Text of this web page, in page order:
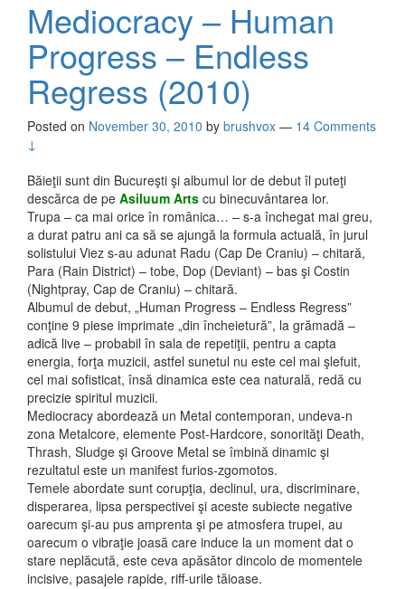
Mediocracy – Human
Progress – Endless
Regress (2010)
Posted on November 30, 2010 by brushvox — 14 Comments
↓
Băieţii sunt din Bucureşti şi albumul lor de debut îl puteţi
descărca de pe Asiluum Arts cu binecuvântarea lor.
Trupa – ca mai orice în românica… – s-a închegat mai greu,
a durat patru ani ca să se ajungă la formula actuală, în jurul
solistului Viez s-au adunat Radu (Cap De Craniu) – chitară,
Para (Rain District) – tobe, Dop (Deviant) – bas şi Costin
(Nightpray, Cap de Craniu) – chitară.
Albumul de debut, „Human Progress – Endless Regress”
conţine 9 piese imprimate „din încheietură”, la grămadă –
adică live – probabil în sala de repetiţii, pentru a capta
energia, forţa muzicii, astfel sunetul nu este cel mai şlefuit,
cel mai sofisticat, însă dinamica este cea naturală, redă cu
precizie spiritul muzicii.
Mediocracy abordează un Metal contemporan, undeva-n
zona Metalcore, elemente Post-Hardcore, sonorităţi Death,
Thrash, Sludge şi Groove Metal se îmbină dinamic şi
rezultatul este un manifest furios-zgomotos.
Temele abordate sunt corupţia, declinul, ura, discriminare,
disperarea, lipsa perspectivei şi aceste subiecte negative
oarecum şi-au pus amprenta şi pe atmosfera trupei, au
oarecum o vibraţie joasă care induce la un moment dat o
stare neplăcută, este ceva apăsător dincolo de momentele
incisive, pasajele rapide, riff-urile tăioase.